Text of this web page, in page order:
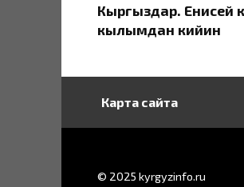
Кыргыздар. Eнисей
кылымдан кийин
Карта сайта
© 2025 kyrgyzinfo.ru